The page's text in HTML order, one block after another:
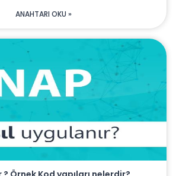
ANAHTARI OKU »